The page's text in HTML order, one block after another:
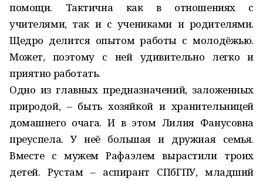
помощи. Тактична как в отношениях с
учителями, так и с учениками и родителями.
Щедро делится опытом работы с молодёжью.
Может, поэтому с ней удивительно легко и
приятно работать.
Одно из главных предназначений, заложенных
природой, – быть хозяйкой и хранительницей
домашнего очага. И в этом Лилия Фанусовна
преуспела. У неё большая и дружная семья.
Вместе с мужем Рафаэлем вырастили троих
детей. Рустам – аспирант СПбГПУ, младший